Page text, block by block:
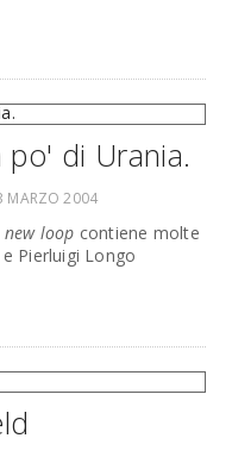
di Urania.
MARZO 2004
new loop contiene molte
Pierluigi Longo